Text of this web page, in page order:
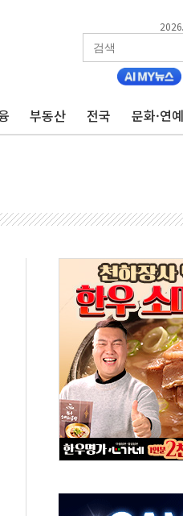
부동산 전국 문화·연예
…고수온 양식장 복구·지원 '총력'
사태 주의보'...경북도, 호우 피해·통
청래·김민석 당대표 후보
정청래에 승리...47.75% vs
발표...김민석 47.75% 정청래
...김민석 45.09% 정청래
습 한계·탄약 부족 현실화
㎜ 폭우…강원 동해안 강한 비 이
경미화원 수거차에 치여 사망
동…60대 남성 2명 숨져
는 일 없게"…'결혼 페널티' 22개 과
트 전복…1명 사망·1명 실종
날 참석..."국제적 시민 연대로 목
실종 60대 나흘만에 숨진 채 발견
아친 정청래…제주 연설서 신경전